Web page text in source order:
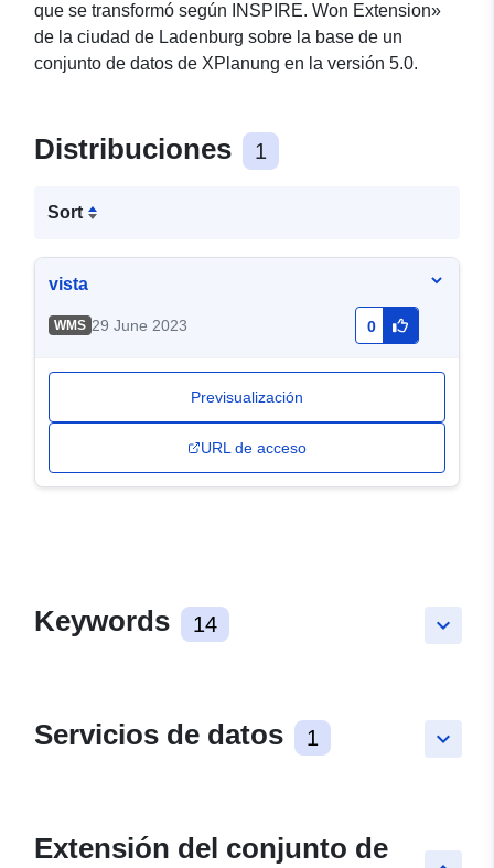
que se transformó según INSPIRE. Won Extension»
de la ciudad de Ladenburg sobre la base de un
conjunto de datos de XPlanung en la versión 5.0.
Distribuciones 1
Sort
vista
WMS 29 June 2023 0
Previsualización
URL de acceso
keyboard_arrow_down
Keywords 14
keyboard_arrow_down
Servicios de datos 1
Extensión del conjunto de